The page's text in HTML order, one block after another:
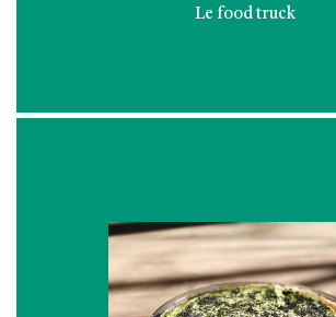
Le food truck